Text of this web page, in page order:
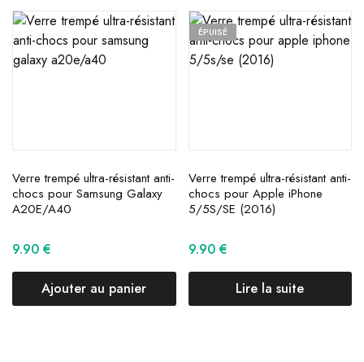
Verre trempé ultra-résistant anti-
chocs pour Samsung Galaxy
A20E/A40
9.90 €
Ajouter au panier
ÉPUISÉ
Verre trempé ultra-résistant anti-
chocs pour Apple iPhone
5/5S/SE (2016)
9.90 €
Lire la suite